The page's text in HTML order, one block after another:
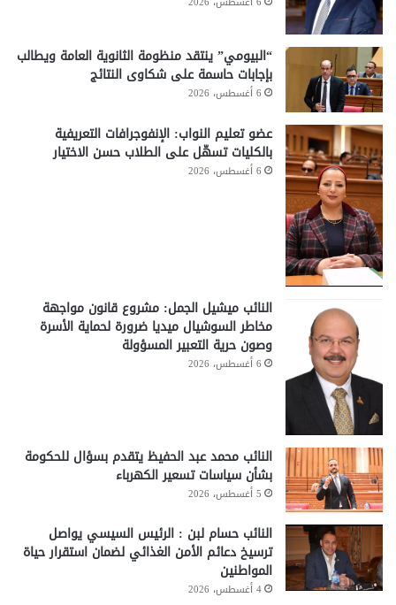
“البيومي” ينتقد منظومة الثانوية العامة ويطالب
بإجابات حاسمة على شكاوى النتائج
6 أغسطس، 2026
عضو تعليم النواب: الإنفوجرافات التعريفية
بالكليات تسهّل على الطلاب حسن الاختيار
6 أغسطس، 2026
النائب ميشيل الجمل: مشروع قانون مواجهة
مخاطر السوشيال ميديا ضرورة لحماية الأسرة
وصون حرية التعبير المسؤولة
6 أغسطس، 2026
النائب محمد عبد الحفيظ يتقدم بسؤال للحكومة
بشأن سياسات تسعير الكهرباء
5 أغسطس، 2026
النائب حسام لبن : الرئيس السيسي يواصل
ترسيخ دعائم الأمن الغذائي لضمان استقرار حياة
المواطنين
4 أغسطس، 2026